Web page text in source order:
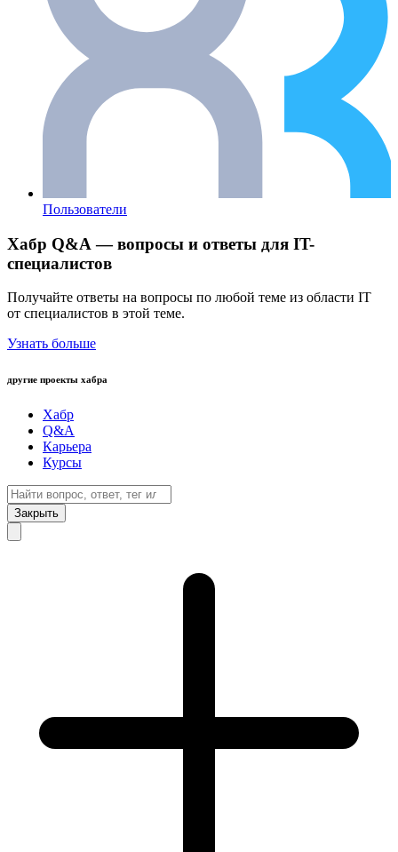
Пользователи
Хабр Q&A — вопросы и ответы для IT-
специалистов
Получайте ответы на вопросы по любой теме из области IT
от специалистов в этой теме.
Узнать больше
другие проекты хабра
Хабр
Q&A
Карьера
Курсы
Закрыть